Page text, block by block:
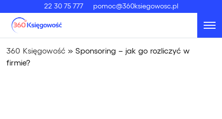
22 30 75 777 pomoc@360ksiegowosc.pl
360 Księgowość » Sponsoring – jak go rozliczyć w
firmie?